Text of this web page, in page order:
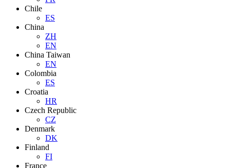
Chile
ES
China
ZH
EN
China Taiwan
EN
Colombia
ES
Croatia
HR
Czech Republic
CZ
Denmark
DK
Finland
FI
France